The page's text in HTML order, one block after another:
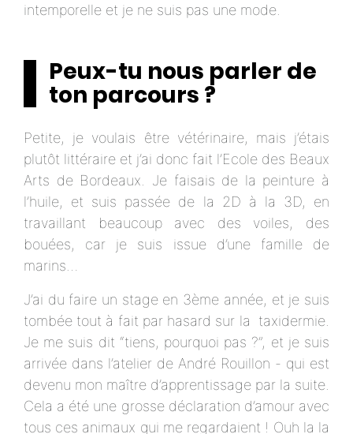
intemporelle et je ne suis pas une mode.
Peux-tu nous parler de
ton parcours ?
Petite, je voulais être vétérinaire, mais j’étais
plutôt littéraire et j’ai donc fait l’Ecole des Beaux
Arts de Bordeaux. Je faisais de la peinture à
l’huile, et suis passée de la 2D à la 3D, en
travaillant beaucoup avec des voiles, des
bouées, car je suis issue d’une famille de
marins…
J’ai du faire un stage en 3ème année, et je suis
tombée tout à fait par hasard sur la taxidermie.
Je me suis dit “tiens, pourquoi pas ?”, et je suis
arrivée dans l’atelier de André Rouillon - qui est
devenu mon maître d’apprentissage par la suite.
Cela a été une grosse déclaration d’amour avec
tous ces animaux qui me regardaient ! Ouh la la